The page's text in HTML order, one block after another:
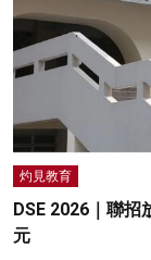
灼見教育
DSE 2026｜聯招
元